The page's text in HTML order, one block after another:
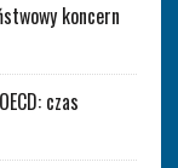
koncern
czas